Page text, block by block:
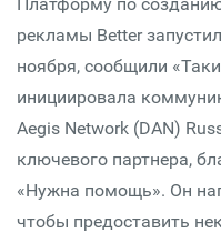
рекламы Better
ноября, сообщили
инициировала
Aegis Network (DAN)
ключевого партнера,
«Нужна помощь». Он
чтобы предоставить